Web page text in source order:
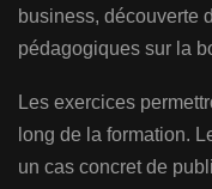
business, découverte
pédagogiques sur la
Les exercices
long de la formation.
un cas concret de